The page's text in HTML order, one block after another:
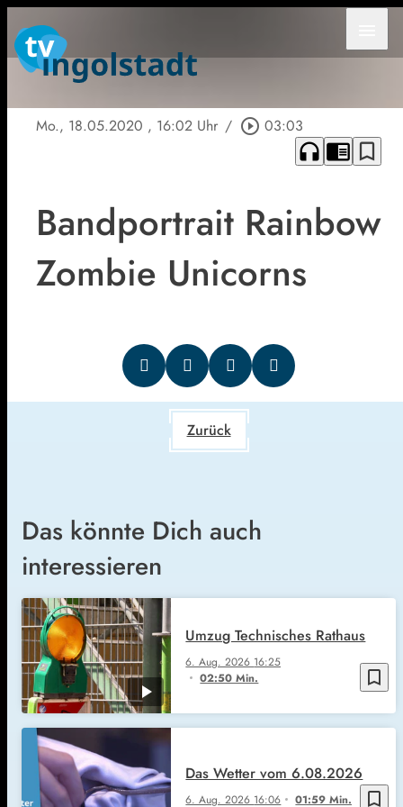
Mo., 18.05.2020 , 16:02 Uhr / play_circle_outline 03:03
headphones chrome_reader_mode bookmark_border
Bandportrait Rainbow
Zombie Unicorns
Zurück
Das könnte Dich auch
interessieren
bookmark_border
6. Aug. 2026 16:25
02:50 Min.
Umzug Technisches Rathaus
bookmark_border
6. Aug. 2026 16:06 01:59 Min.
Das Wetter vom 6.08.2026